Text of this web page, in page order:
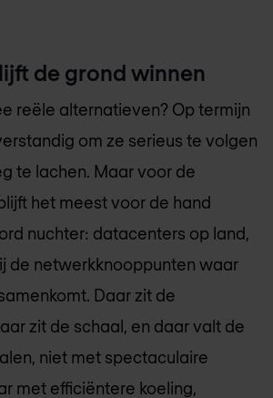
de grond winnen
reële alternatieven? Op termijn
om ze serieus te volgen
te lachen. Maar voor de
het meest voor de hand
nuchter: datacenters op land,
de netwerkknooppunten waar
Daar zit de
zit de schaal, en daar valt de
niet met spectaculaire
met efficiëntere koeling,